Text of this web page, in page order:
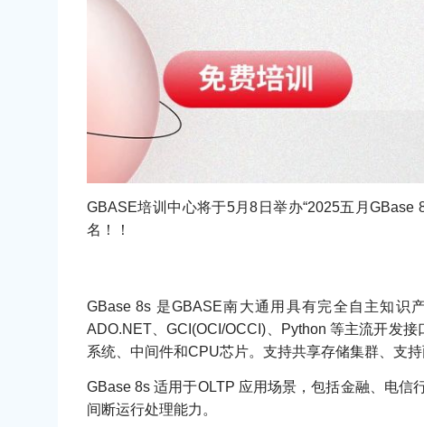
GBASE培训中心将于5月8日举办“2025五月
名！！
GBase 8s 是GBASE南大通用具有完全自主知识
ADO.NET、GCI(OCI/OCCI)、Python 等主流开发
系统、中间件和CPU芯片。支持共享存储集群、支持
GBase 8s 适用于OLTP 应用场景，包括金融、电
间断运行处理能力。